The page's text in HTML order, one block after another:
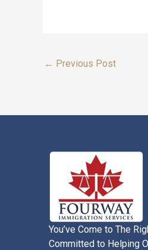
← Previous Post
You’ve Come to The
Committed to Helping